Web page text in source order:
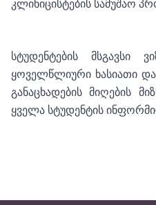
კლინიცისტების სამუშაო
სტუდენტების მსგავსი
ყოველწლიური ხასიათი
განაცხადების მიღების
ყველა სტუდენტის